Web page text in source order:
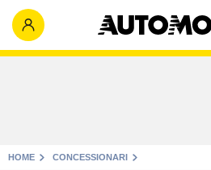
HOME CONCESSIONARI